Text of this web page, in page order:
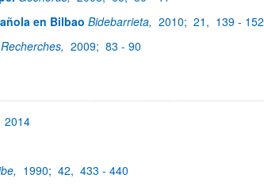
en Bilbao Bidebarrieta, 2010; 21, 139 - 152
2009; 83 - 90
2014
1990; 42, 433 - 440